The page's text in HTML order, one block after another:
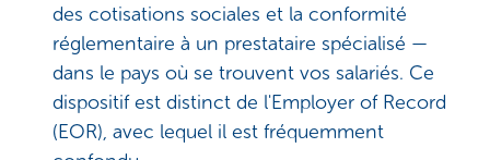
des cotisations sociales et la conformité
réglementaire à un prestataire spécialisé —
dans le pays où se trouvent vos salariés. Ce
dispositif est distinct de l'Employer of Record
(EOR), avec lequel il est fréquemment